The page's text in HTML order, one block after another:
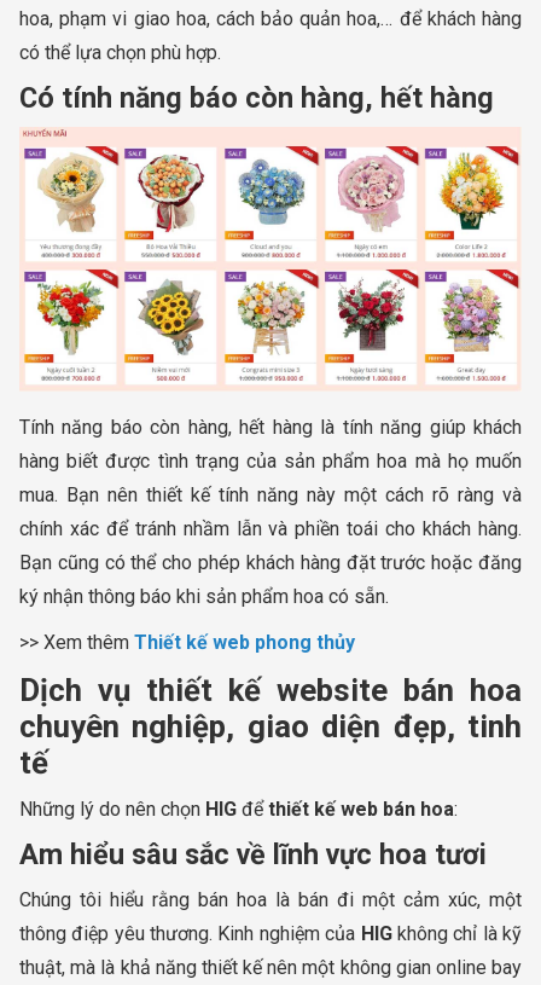
hoa, phạm vi giao hoa, cách bảo quản hoa,… để khách hàng
có thể lựa chọn phù hợp.
Có tính năng báo còn hàng, hết hàng
Tính năng báo còn hàng, hết hàng là tính năng giúp khách
hàng biết được tình trạng của sản phẩm hoa mà họ muốn
mua. Bạn nên thiết kế tính năng này một cách rõ ràng và
chính xác để tránh nhầm lẫn và phiền toái cho khách hàng.
Bạn cũng có thể cho phép khách hàng đặt trước hoặc đăng
ký nhận thông báo khi sản phẩm hoa có sẵn.
>> Xem thêm Thiết kế web phong thủy
Dịch vụ thiết kế website bán hoa
chuyên nghiệp, giao diện đẹp, tinh
tế
Những lý do nên chọn HIG đểthiết kế web bán hoa:
Am hiểu sâu sắc về lĩnh vực hoa tươi
Chúng tôi hiểu rằng bán hoa là bán đi một cảm xúc, một
thông điệp yêu thương. Kinh nghiệm của HIGkhông chỉ là kỹ
thuật, mà là khả năng thiết kế nên một không gian online bay